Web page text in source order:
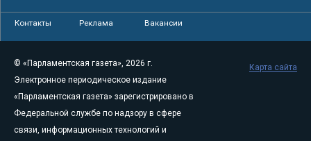
Контакты Реклама Вакансии
© «Парламентская газета», 2026 г.
Электронное периодическое издание
«Парламентская газета» зарегистрировано в
Федеральной службе по надзору в сфере
связи, информационных технологий и
Карта сайта